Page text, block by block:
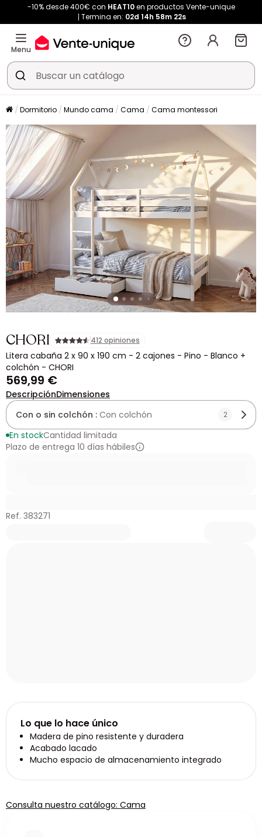
-10% desde 400€ con HEAT10en productos Vente-unique
Termina en: 02d 14h 58m 21s
Menu
Dormitorio Mundo cama Cama Cama montessori
CHORI 412 opiniones
Litera cabaña 2 x 90 x 190 cm - 2 cajones - Pino - Blanco +
colchón - CHORI
569,99 €
DescripciónDimensiones
Con o sin colchón : Con colchón 2
En stockCantidad limitada
Plazo de entrega 10 días hábiles
Ref. 383271
Lo que lo hace único
Madera de pino resistente y duradera
Acabado lacado
Mucho espacio de almacenamiento integrado
Consulta nuestro catálogo: Cama